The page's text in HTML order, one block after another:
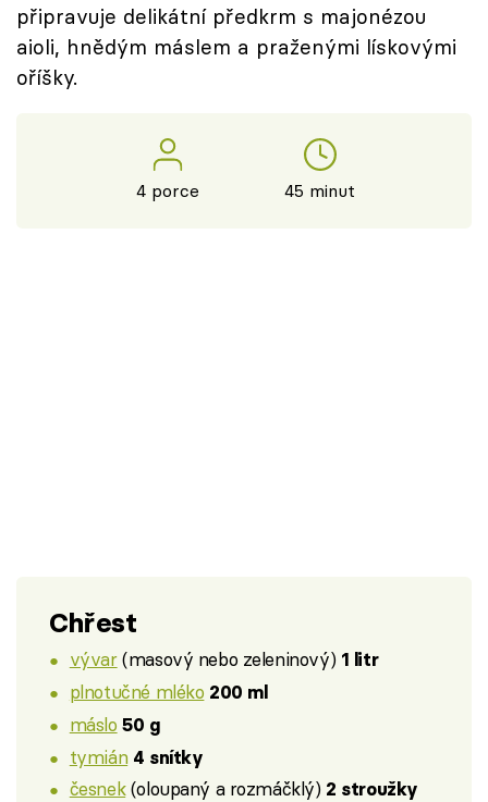
připravuje delikátní předkrm s majonézou
aioli, hnědým máslem a praženými lískovými
oříšky.
4 porce 45 minut
Chřest
vývar(masový nebo zeleninový) 1 litr
plnotučné mléko 200 ml
máslo 50 g
tymián 4 snítky
česnek(oloupaný a rozmáčklý) 2 stroužky